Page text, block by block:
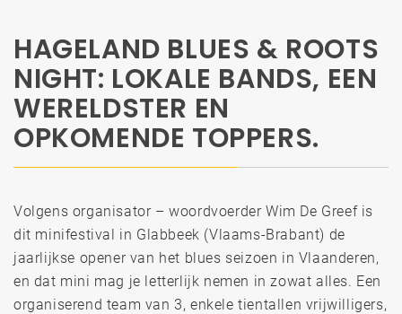
HAGELAND BLUES & ROOTS
NIGHT: LOKALE BANDS, EEN
WERELDSTER EN
OPKOMENDE TOPPERS.
Volgens organisator – woordvoerder Wim De Greef is
dit minifestival in Glabbeek (Vlaams-Brabant) de
jaarlijkse opener van het blues seizoen in Vlaanderen,
en dat mini mag je letterlijk nemen in zowat alles. Een
organiserend team van 3, enkele tientallen vrijwilligers,